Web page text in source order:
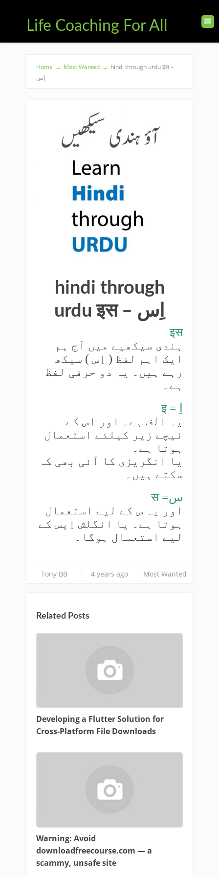
Life Coaching For All
Home → Most Wanted → hindi through urdu इस –
اِس
hindi through
urdu इस – اِس
इस
ہندی سیکھیے میں آج ہم
ایک اہم لفظ ( اِس ) سیکھ
رہے ہیں۔ یہ دو حرفی لفظ
ہے۔
یہ الف ہے۔ اور اس کے
نیچے زیر کیلئے استعمال
ہوتا ہے۔
یا انگریزی کا آئی بھی کہ
سکتے ہیں۔
स =س
اور یہ س کے لیے استعمال
ہوتا ہے۔ یا انگلش اِیس کے
لیے استعمال ہوگا۔
Tony BB 4 years ago Most Wanted
Related Posts
Developing a Flutter Solution for
Cross-Platform File Downloads
Warning: Avoid
downloadfreecourse.com — a
scammy, unsafe site